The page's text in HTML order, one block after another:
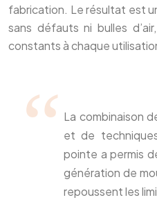
fabrication. Le résultat est
sans défauts ni bulles
constants à chaque
La combinaison
et de
pointe a permis
génération de
repoussent les